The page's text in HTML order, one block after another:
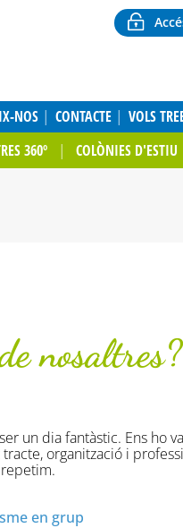
NOS CONTACTE VOLS
360º COLÒNIES D'ESTIU
nosaltres?
fantàstic. Ens ho vam
i
grup